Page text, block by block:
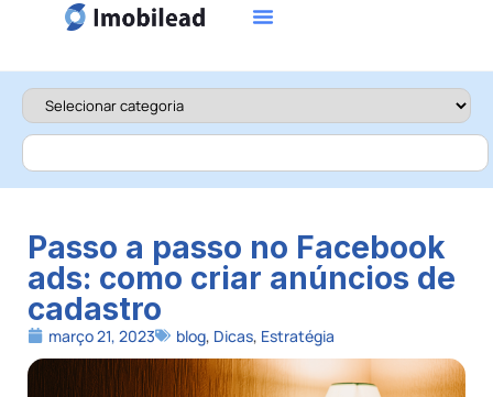
Passo a passo no Facebook
ads: como criar anúncios de
cadastro
março 21, 2023 blog, Dicas, Estratégia